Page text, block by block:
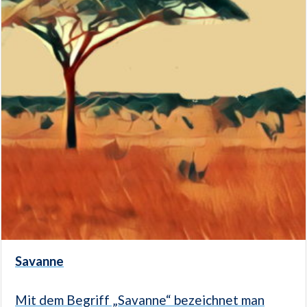
Savanne
Mit dem Begriff „Savanne“ bezeichnet man